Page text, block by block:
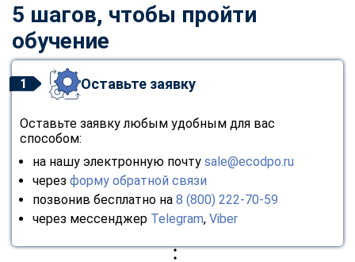
5 шагов, чтобы пройти
обучение
1 Оставьте заявку
Оставьте заявку любым удобным для вас
способом:
на нашу электронную почту sale@ecodpo.ru
через форму обратной связи
позвонив бесплатно на 8 (800) 222-70-59
через мессенджер Telegram, Viber